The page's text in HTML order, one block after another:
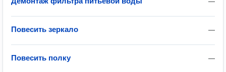
—
Повесить зеркало
—
Повесить полку